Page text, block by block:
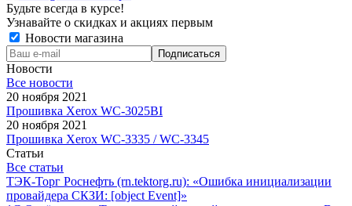
Будьте всегда в курсе!
Узнавайте о скидках и акциях первым
Новости магазина
Новости
Все новости
20 ноября 2021
Прошивка Xerox WC-3025BI
20 ноября 2021
Прошивка Xerox WC-3335 / WC-3345
Статьи
Все статьи
ТЭК-Торг Роснефть (rn.tektorg.ru): «Ошибка инициализации
провайдера СКЗИ: [object Event]»